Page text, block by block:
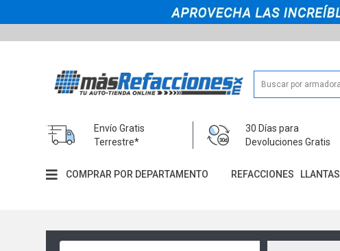
Envío Gratis
Terrestre*
30 Días para
Devoluciones Gratis
COMPRAR POR DEPARTAMENTO REFACCIONES LLANTAS